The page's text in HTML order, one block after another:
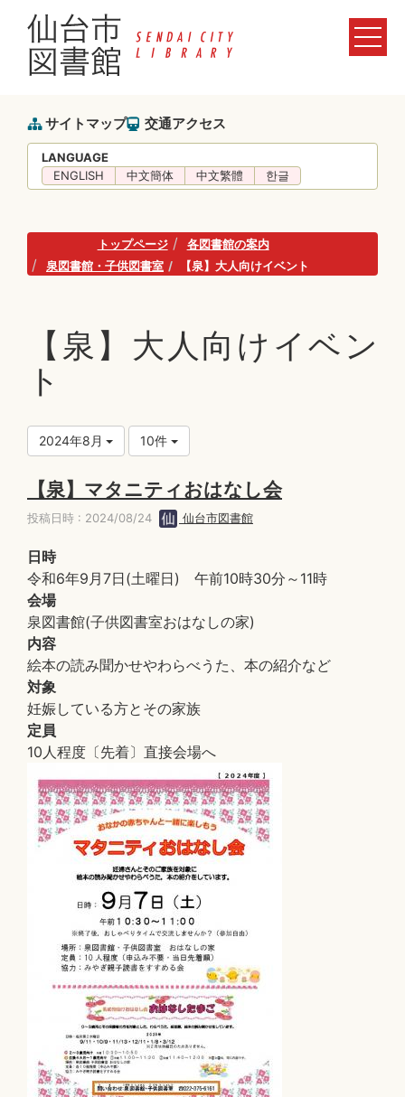
サイトマップ 交通アクセス
LANGUAGE
ENGLISH
中文簡体 中文繁體 한글
トップページ
各図書館の案内
泉図書館・子供図書室
【泉】大人向けイベント
【泉】大人向けイベン
ト
2024年8月 10件
【泉】マタニティおはなし会
投稿日時 : 2024/08/24 仙台市図書館
日時
令和6年9月7日(土曜日) 午前10時30分～11時
会場
泉図書館(子供図書室おはなしの家)
内容
絵本の読み聞かせやわらべうた、本の紹介など
対象
妊娠している方とその家族
定員
10人程度〔先着〕直接会場へ